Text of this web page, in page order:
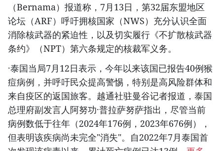
（Bernama）报道称，7月13日，第32届东盟地区
论坛（ARF）呼吁拥核国家（NWS）充分认识全面
消除核武器的紧迫性，以及切实履行《不扩散核武器
条约》（NPT）第六条规定的核裁军义务。
·泰国当局7月12日表示，今年以来该国已报告40例猴
痘病例，并呼吁民众提高警惕，特别是高风险群体和
来自疫区的返国旅客。越通社驻曼谷记者报道，泰国
总理府副发言人阿努功·普拉萨努萨指出，尽管当前
病例数低于往年（2024年176例，2023年676例），
但表明该疾病尚未完全"消失"。自2022年7月泰国首